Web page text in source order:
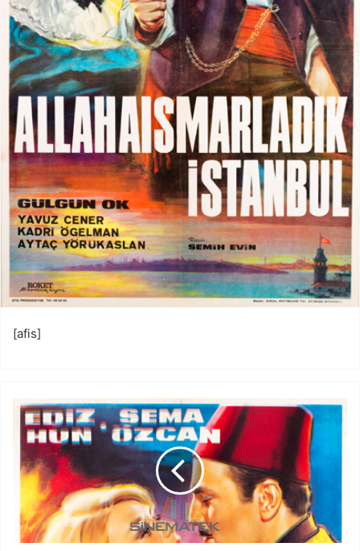
[afis]